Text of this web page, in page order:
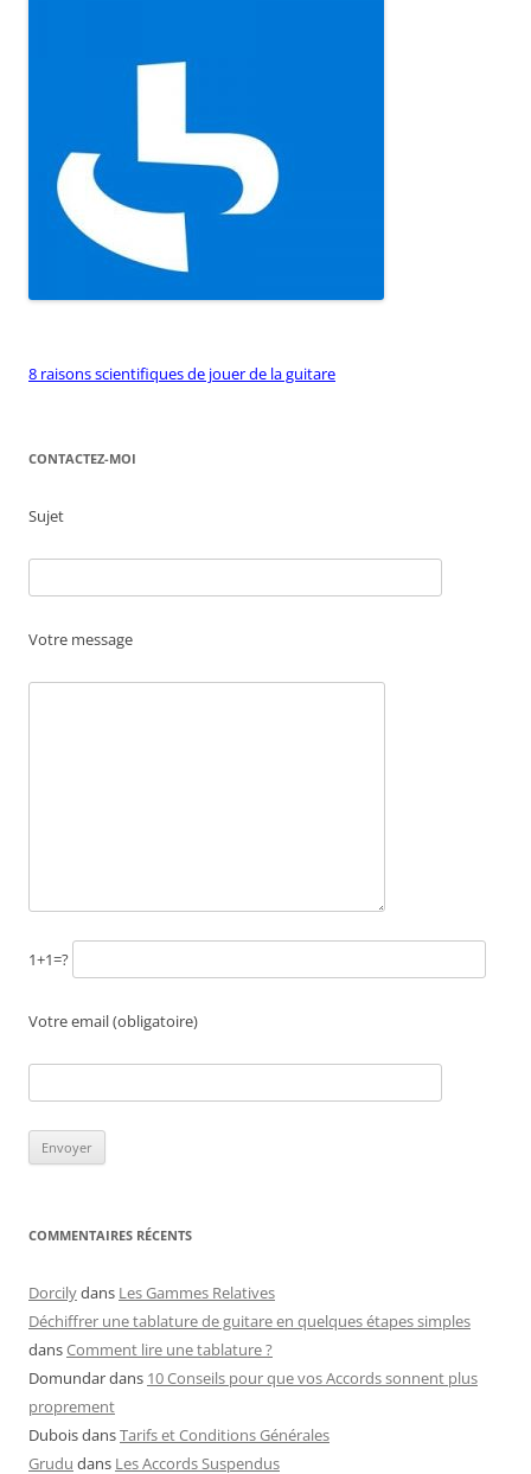
8 raisons scientifiques de jouer de la guitare
CONTACTEZ-MOI
Sujet
Votre message
1+1=?
Votre email (obligatoire)
COMMENTAIRES RÉCENTS
Dorcilydans Les Gammes Relatives
Déchiffrer une tablature de guitare en quelques étapes simples
dansComment lire une tablature ?
Domundardans 10 Conseils pour que vos Accords sonnent plus
proprement
DuboisdansTarifs et Conditions Générales
Grudu dans Les Accords Suspendus